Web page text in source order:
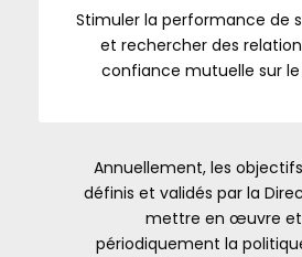
Stimuler la performance de
et rechercher des
confiance mutuelle sur
Annuellement, les
définis et validés par la
mettre en œuvre et
périodiquement la